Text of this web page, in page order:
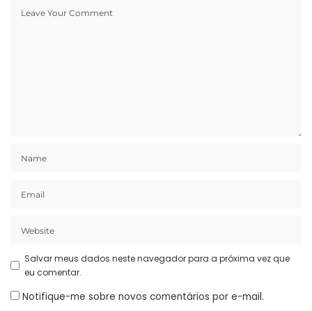
Salvar meus dados neste navegador para a próxima vez que
eu comentar.
Notifique-me sobre novos comentários por e-mail.